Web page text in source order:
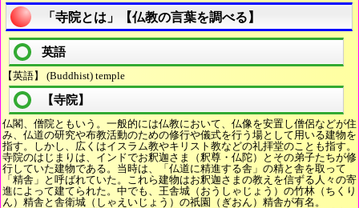
「寺院とは」【仏教の言葉を調べる】
英語
【英語】 (Buddhist) temple
【寺院】
仏閣、僧院ともいう。一般的には仏教において、仏像を安置し僧侶などが住
み、仏道の研究や布教活動のための修行や儀式を行う場として用いる建物を
指す。しかし、広くはイスラム教やキリスト教などの礼拝堂のことも指す。
寺院のはじまりは、インドでお釈迦さま（釈尊・仏陀）とその弟子たちが修
行していた建物である。当時は、「仏道に精進する舎」の精と舎を取って
「精舎」と呼ばれていた。これら建物はお釈迦さまの教えを信ずる人々の寄
進によって建てられた。中でも、王舎城（おうしゃじょう）の竹林（ちくり
ん）精舎と舎衛城（しゃえいじょう）の祇園（ぎおん）精舎が有名。